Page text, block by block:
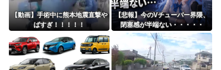
Powered by livedoor 相互RSS
【動画】手術中に熊本地震直撃や
ばすぎ！！！！！
【悲報】今のVチューバー界隈、
閉塞感が半端ない・・・・・